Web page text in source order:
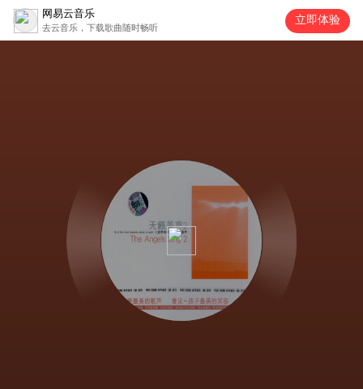
网易云音乐
去云音乐，下载歌曲随时畅听
立即体验